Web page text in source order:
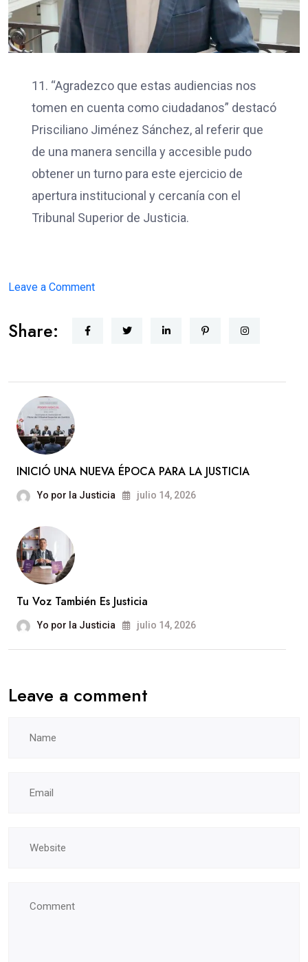
11. “Agradezco que estas audiencias nos
tomen en cuenta como ciudadanos” destacó
Prisciliano Jiménez Sánchez, al referir que
de una manera sencilla y accesible pudo
obtener un turno para este ejercicio de
apertura institucional y cercanía con el
Tribunal Superior de Justicia.
Leave a Commenton
CERCANA
Share:
INICIÓ UNA NUEVA ÉPOCA PARA LA JUSTICIA
Yo por la Justicia julio 14, 2026
Tu Voz También Es Justicia
Yo por la Justicia julio 14, 2026
Leave a comment